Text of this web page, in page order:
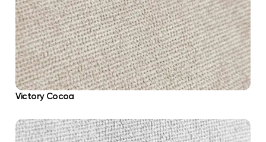
Victory Cocoa